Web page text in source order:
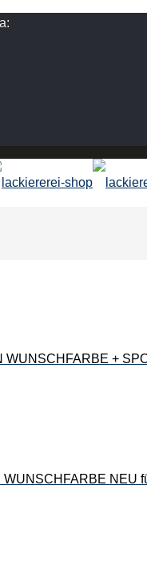
+
NEU